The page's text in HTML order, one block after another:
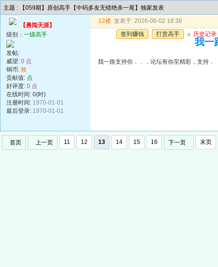
主题 : 【059期】原创高手【中码多友无错绝杀一尾】独家发表
【勇闯天涯】
级别： 一级高手
发帖:
威望: 0 点
铜币: 枚
贡献值: 点
好评度: 0 点
在线时间: 0(时)
注册时间: 1970-01-01
最后登录: 1970-01-01
12楼 发表于: 2026-06-02 18:38
签到赚钱
打赏高手 u 历史记录
我一
我一路支持你．．．论坛有你至精彩，支持．
首页 上一页 11 12 13 14 15 16 下一页 末页